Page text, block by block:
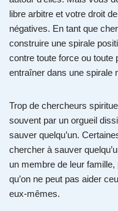
libre arbitre et votre droit
négatives. En tant que
construire une spirale
contre toute force ou toute
entraîner dans une spirale
Trop de chercheurs
souvent par un orgueil
sauver quelqu’un.
chercher à sauver
un membre de leur
qu’on ne peut pas aider
eux-mêmes.